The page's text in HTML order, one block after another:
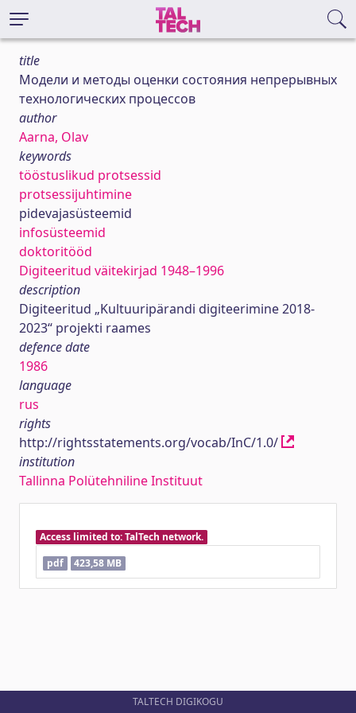
title
Модели и методы оценки состояния непрерывных
технологических процессов
author
Aarna, Olav
keywords
tööstuslikud protsessid
protsessijuhtimine
pidevajasüsteemid
infosüsteemid
doktoritööd
Digiteeritud väitekirjad 1948–1996
description
Digiteeritud „Kultuuripärandi digiteerimine 2018-
2023“ projekti raames
defence date
1986
language
rus
rights
http://rightsstatements.org/vocab/InC/1.0/
institution
Tallinna Polütehniline Instituut
Access limited to: TalTech network.
pdf
423,58 MB
TALTECH DIGIKOGU